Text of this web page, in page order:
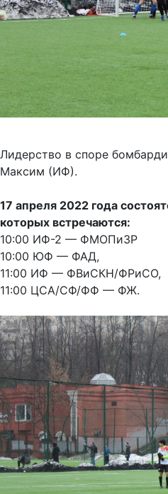
Лидерство в споре
Максим (ИФ).
17 апреля 2022 года
которых встречаются:
10:00 ИФ-2 — ФМОПиЗР
10:00 ЮФ — ФАД,
11:00 ИФ — ФВиСКН/ФРиСО,
11:00 ЦСА/СФ/ФФ — ФЖ.